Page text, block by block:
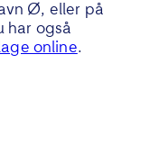
Ø, eller på
har også
online.